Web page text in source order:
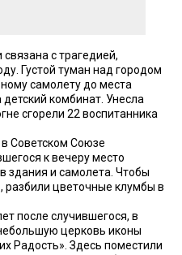
с трагедией,
Густой туман над городом
самолету до места
комбинат. Унесла
сгорели 22 воспитанника
Советском Союзе
к вечеру место
здания и самолета. Чтобы
цветочные клумбы в
после случившегося, в
церковь иконы
Радость». Здесь поместили